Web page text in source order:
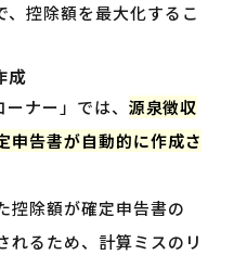
、控除額を最大化するこ
成
ナー」では、 源泉徴収
申告書が自動的に作成さ
控除額が確定申告書の
れるため、計算ミスのリ